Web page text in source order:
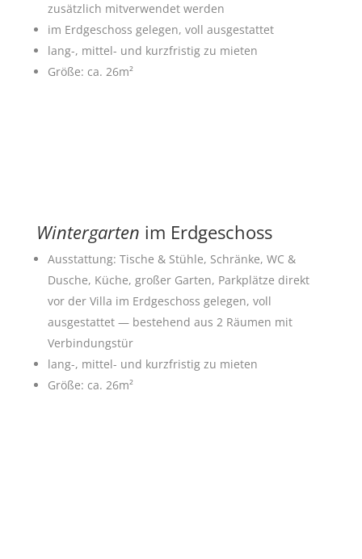
zusätzlich mitverwendet werden
im Erdgeschoss gelegen, voll ausgestattet
lang-, mittel- und kurzfristig zu mieten
Größe: ca. 26m²
Wintergarten im Erdgeschoss
Ausstattung: Tische & Stühle, Schränke, WC &
Dusche, Küche, großer Garten, Parkplätze direkt
vor der Villa im Erdgeschoss gelegen, voll
ausgestattet — bestehend aus 2 Räumen mit
Verbindungstür
lang-, mittel- und kurzfristig zu mieten
Größe: ca. 26m²